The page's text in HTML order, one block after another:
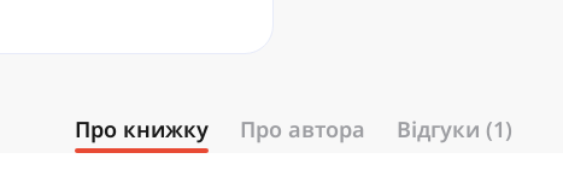
Про книжку Про автора Відгуки (1)